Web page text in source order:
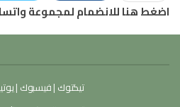
اضغط هنا للانضمام لمجموعة
تيكتوك |فيسبوك |